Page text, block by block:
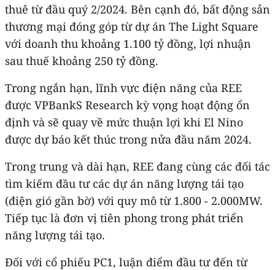
thuê từ đầu quý 2/2024. Bên cạnh đó, bất động sản
thương mại đóng góp từ dự án The Light Square
với doanh thu khoảng 1.100 tỷ đồng, lợi nhuận
sau thuế khoảng 250 tỷ đồng.
Trong ngắn hạn, lĩnh vực điện năng của REE
được VPBankS Research kỳ vọng hoạt động ổn
định và sẽ quay về mức thuận lợi khi El Nino
được dự báo kết thúc trong nửa đầu năm 2024.
Trong trung và dài hạn, REE đang cùng các đối tác
tìm kiếm đầu tư các dự án năng lượng tái tạo
(điện gió gần bờ) với quy mô từ 1.800 - 2.000MW.
Tiếp tục là đơn vị tiên phong trong phát triển
năng lượng tái tạo.
Đối với cổ phiếu PC1, luận điểm đầu tư đến từ